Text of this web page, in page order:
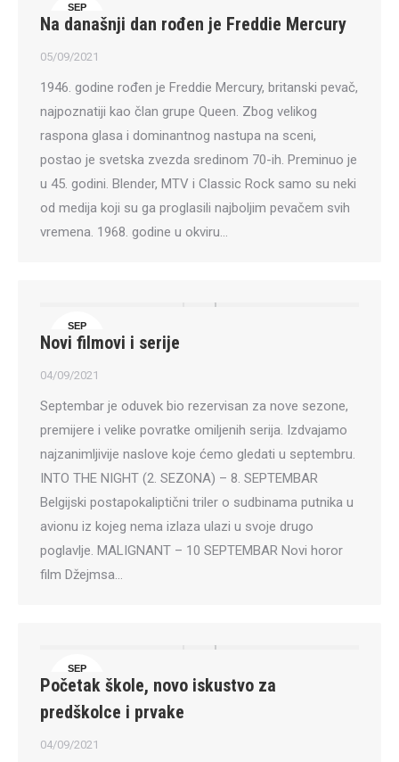
SEP
5
Na današnji dan rođen je Freddie Mercury
05/09/2021
1946. godine rođen je Freddie Mercury, britanski pevač,
najpoznatiji kao član grupe Queen. Zbog velikog
raspona glasa i dominantnog nastupa na sceni,
postao je svetska zvezda sredinom 70-ih. Preminuo je
u 45. godini. Blender, MTV i Classic Rock samo su neki
od medija koji su ga proglasili najboljim pevačem svih
vremena. 1968. godine u okviru…
SEP
4
Novi filmovi i serije
04/09/2021
Septembar je oduvek bio rezervisan za nove sezone,
premijere i velike povratke omiljenih serija. Izdvajamo
najzanimljivije naslove koje ćemo gledati u septembru.
INTO THE NIGHT (2. SEZONA) – 8. SEPTEMBAR
Belgijski postapokaliptični triler o sudbinama putnika u
avionu iz kojeg nema izlaza ulazi u svoje drugo
poglavlje. MALIGNANT – 10 SEPTEMBAR Novi horor
film Džejmsa…
SEP
4
Početak škole, novo iskustvo za
predškolce i prvake
04/09/2021